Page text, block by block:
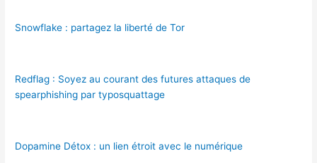
Snowflake : partagez la liberté de Tor
Redflag : Soyez au courant des futures attaques de
spearphishing par typosquattage
Dopamine Détox : un lien étroit avec le numérique